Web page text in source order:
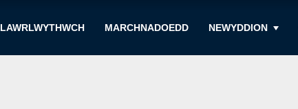
LAWRLWYTHWCH MARCHNADOEDD NEWYDDION